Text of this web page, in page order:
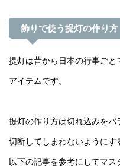
飾りで使う提灯の作り方
提灯は昔から日本の行事ごと
アイテムです。
提灯の作り方は切れ込みをバ
切断してしまわないようにす
以下の記事を参考にしてマス